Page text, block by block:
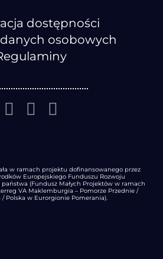
dostępności
osobowych
w ramach projektu dofinansowanego przez
Europejskiego Funduszu Rozwoju
(Fundusz Małych Projektów w ramach
VA Maklemburgia – Pomorze Przednie /
Polska w Eurorgionie Pomerania).